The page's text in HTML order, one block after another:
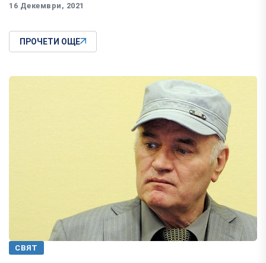
16 Декември, 2021
ПРОЧЕТИ ОЩЕ
СВЯТ